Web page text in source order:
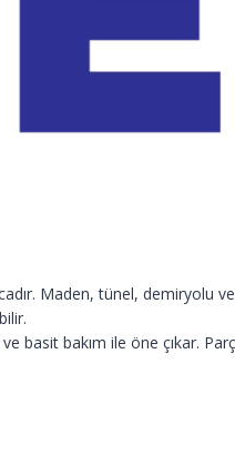
Maden, tünel, demiryolu
bakım ile öne çıkar.